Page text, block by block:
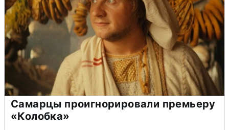
Самарцы проигнорировали премьеру
«Колобка»